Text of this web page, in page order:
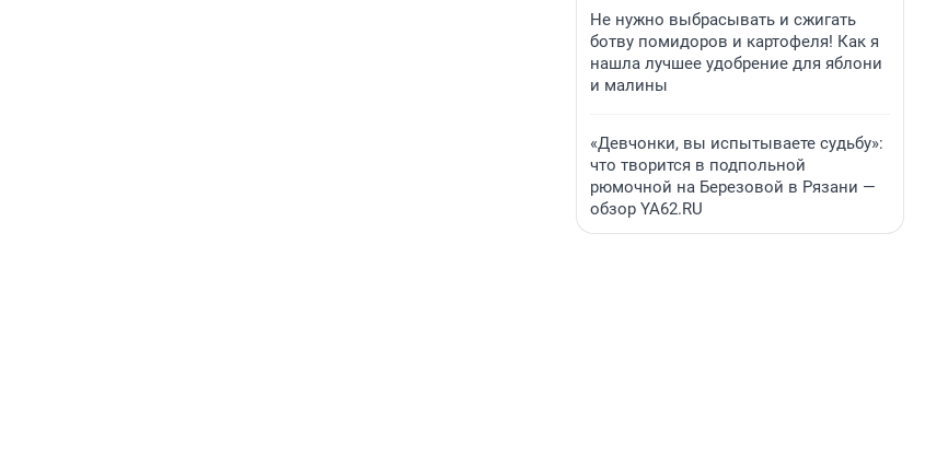
Не нужно выбрасывать и сжигать
ботву помидоров и картофеля! Как я
нашла лучшее удобрение для яблони
и малины
«Девчонки, вы испытываете судьбу»:
что творится в подпольной
рюмочной на Березовой в Рязани —
обзор YA62.RU